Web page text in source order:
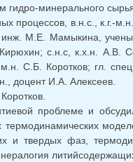
гидро-минерального
процессов, в.н.с., к.г.-
М.Е. Мамыкина,
с.н.с, к.х.н. А.В.
С.Б. Коротков; гл.
доцент И.А. Алексеев.
проблеме и
и твердых фаз,